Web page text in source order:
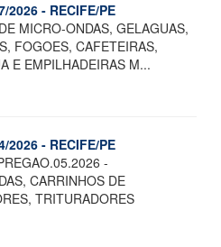
2026 - RECIFE/PE
MICRO-ONDAS, GELAGUAS,
FOGOES, CAFETEIRAS,
E EMPILHADEIRAS M...
2026 - RECIFE/PE
-
CARRINHOS DE
TRITURADORES